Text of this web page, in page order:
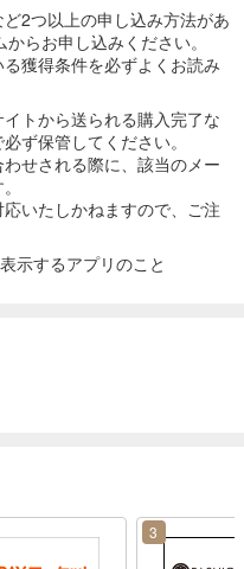
2つ以上の申し込み方法があ
らお申し込みください。
獲得条件を必ずよくお読み
トから送られる購入完了な
ず保管してください。
せされる際に、該当のメー
いたしかねますので、ご注
示するアプリのこと
3